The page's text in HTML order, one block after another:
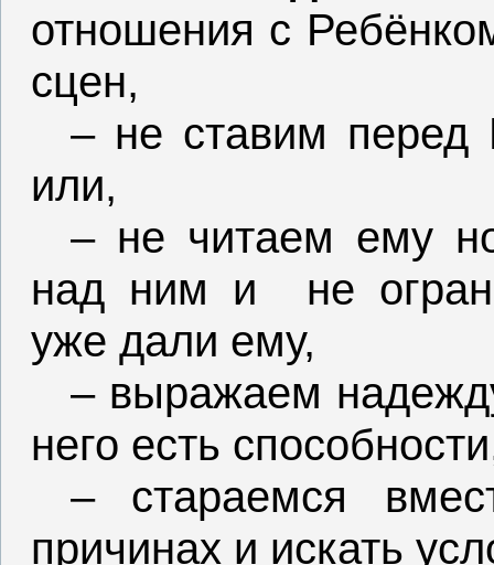
отношения с
сцен,
– не ставим перед
или,
– не читаем ему
над ним и
не
уже дали ему,
– выражаем
него есть
– стараемся
причинах и искать